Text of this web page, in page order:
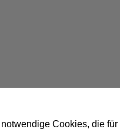
Cookies, die für